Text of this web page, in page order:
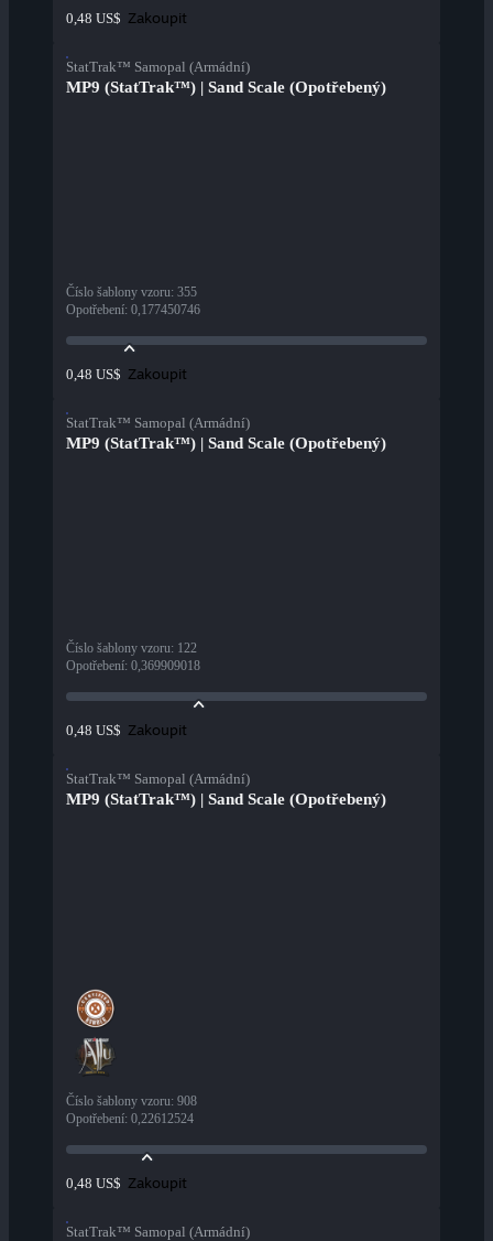
0,48 US$ Zakoupit
StatTrak™ Samopal (Armádní)
MP9 (StatTrak™) | Sand Scale (Opotřebený)
Číslo šablony vzoru: 355
Opotřebení: 0,177450746
0,48 US$ Zakoupit
StatTrak™ Samopal (Armádní)
MP9 (StatTrak™) | Sand Scale (Opotřebený)
Číslo šablony vzoru: 122
Opotřebení: 0,369909018
0,48 US$ Zakoupit
StatTrak™ Samopal (Armádní)
MP9 (StatTrak™) | Sand Scale (Opotřebený)
Číslo šablony vzoru: 908
Opotřebení: 0,22612524
0,48 US$ Zakoupit
StatTrak™ Samopal (Armádní)